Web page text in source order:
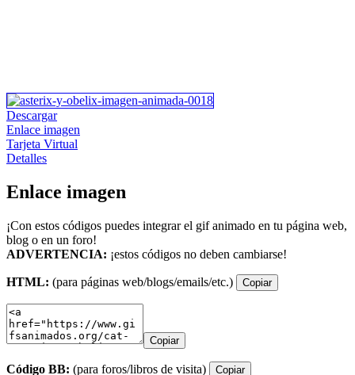
Descargar
Enlace imagen
Tarjeta Virtual
Detalles
Enlace imagen
¡Con estos códigos puedes integrar el gif animado en tu página web,
blog o en un foro!
ADVERTENCIA: ¡estos códigos no deben cambiarse!
HTML: (para páginas web/blogs/emails/etc.) Copiar
Copiar
Código BB: (para foros/libros de visita) Copiar